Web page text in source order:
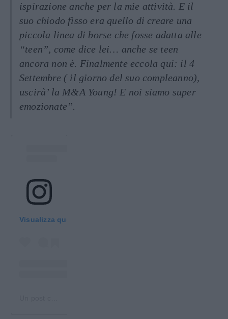
ispirazione anche per la mie attività. E il
suo chiodo fisso era quello di creare una
piccola linea di borse che fosse adatta alle
“teen”, come dice lei… anche se teen
ancora non è. Finalmente eccola qui: il 4
Settembre ( il giorno del suo compleanno),
uscirà’ la M&A Young! E noi siamo super
emozionate”.
Visualizza questo post su Instagram